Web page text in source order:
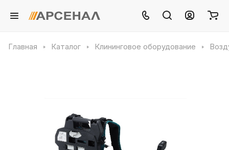
Главная Каталог Клининговое оборудование